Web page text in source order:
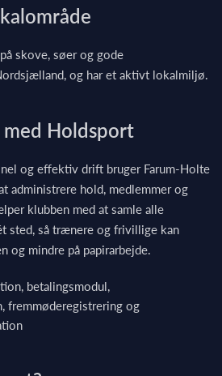
skove, søer og gode
og har et aktivt lokalmiljø.
Holdsport
og effektiv drift bruger Farum-Holte
administrere hold, medlemmer og
klubben med at samle alle
sted, så trænere og frivillige kan
og mindre på papirarbejde.
betalingsmodul,
fremmøderegistrering og